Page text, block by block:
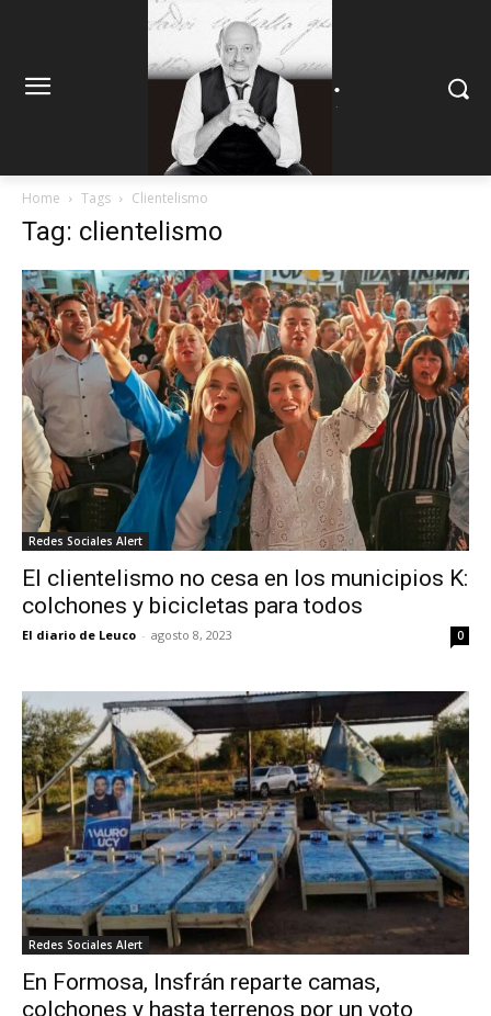
.
Home Tags Clientelismo
Tag: clientelismo
Redes Sociales Alert
El clientelismo no cesa en los municipios K:
colchones y bicicletas para todos
El diario de Leuco - agosto 8, 2023 0
Redes Sociales Alert
En Formosa, Insfrán reparte camas,
colchones y hasta terrenos por un voto